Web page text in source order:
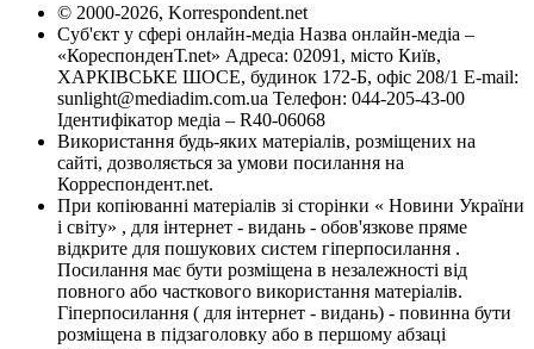
© 2000-2026, Korrespondent.net
Суб'єкт у сфері онлайн-медіа Назва онлайн-медіа –
«КореспонденТ.net» Адреса: 02091, місто Київ,
ХАРКІВСЬКЕ ШОСЕ, будинок 172-Б, офіс 208/1 E-mail:
sunlight@mediadim.com.ua Телефон: 044-205-43-00
Ідентифікатор медіа – R40-06068
Використання будь-яких матеріалів, розміщених на
сайті, дозволяється за умови посилання на
Корреспондент.net.
При копіюванні матеріалів зі сторінки « Новини України
і світу» , для інтернет - видань - обов'язкове пряме
відкрите для пошукових систем гіперпосилання .
Посилання має бути розміщена в незалежності від
повного або часткового використання матеріалів.
Гіперпосилання ( для інтернет - видань) - повинна бути
розміщена в підзаголовку або в першому абзаці